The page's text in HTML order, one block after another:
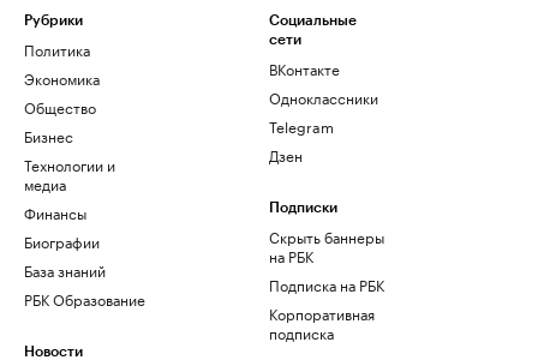
Рубрики
Политика
Экономика
Общество
Бизнес
Технологии и
медиа
Финансы
Биографии
База знаний
РБК Образование
Новости
Социальные
сети
ВКонтакте
Одноклассники
Telegram
Дзен
Подписки
Скрыть баннеры
на РБК
Подписка на РБК
Корпоративная
подписка